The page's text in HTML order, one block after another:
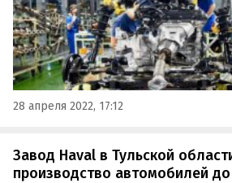
28 апреля 2022, 17:12
Завод Haval в Тульской
производство автомобилей до